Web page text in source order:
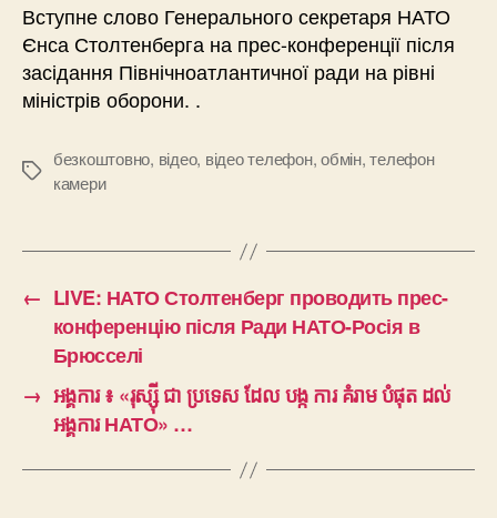
Вступне слово Генерального секретаря НАТО
Єнса Столтенберга на прес-конференції після
засідання Північноатлантичної ради на рівні
міністрів оборони. .
Позначки
безкоштовно, відео, відео телефон,обмін,телефон
камери
← LIVE: НАТО Столтенберг проводить прес-
конференцію після Ради НАТО-Росія в
Брюсселі
→ អង្គការ ៖ «រុស្ស៊ី ជា ប្រទេស ដែល បង្ក ការ គំរាម បំផុត ដល់
អង្គការ НАТО» …